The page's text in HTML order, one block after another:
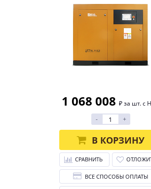
1 068 008 ₽ за шт. с
-
+
В КОРЗИНУ
СРАВНИТЬ
ВСЕ СПОСОБЫ ОПЛАТЫ